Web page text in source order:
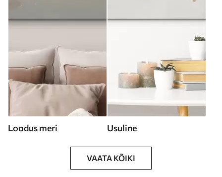
Loodus meri Usuline
VAATA KÕIKI